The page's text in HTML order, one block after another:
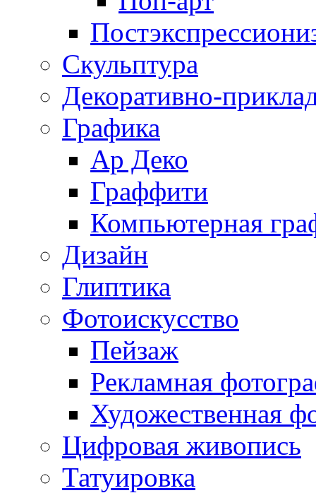
Скульптура
Декоративно-
Графика
Ар Деко
Граффити
Компьютерная
Дизайн
Глиптика
Фотоискусство
Пейзаж
Рекламная
Художественная
Цифровая живопись
Татуировка